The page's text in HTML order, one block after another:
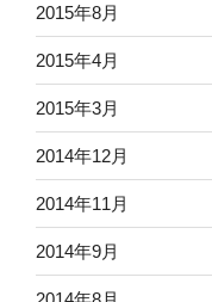
2015年8月
2015年4月
2015年3月
2014年12月
2014年11月
2014年9月